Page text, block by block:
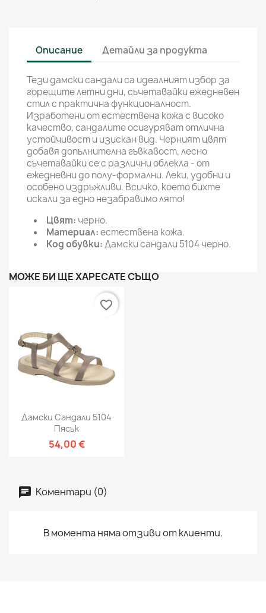
Описание Детайли за продукта
Тези дамски сандали са идеалният избор за
горещите летни дни, съчетавайки ежедневен
стил с практична функционалност.
Изработени от естествена кожа с високо
качество, сандалите осигуряват отлична
устойчивост и изискан вид. Черният цвят
добавя допълнителна гъвкавост, лесно
съчетавайки се с различни облекла - от
ежедневни до полу-формални. Леки, удобни и
особено издръжливи. Всичко, което бихте
искали за едно незабравимо лято!
Цвят: черно.
Материал:естествена кожа.
Код обувки:Дамски сандали 5104 черно.
МОЖЕ БИ ЩЕ ХАРЕСАТЕ СЪЩО
Дамски Сандали 5104
Пясък
54,00 €
favorite_border
Коментари (0)
В момента няма отзиви от клиенти.